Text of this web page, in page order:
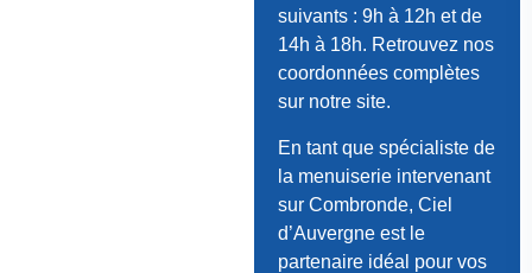
suivants : 9h à 12h et de
14h à 18h. Retrouvez nos
coordonnées complètes
sur notre site.
En tant que spécialiste de
la menuiserie intervenant
sur Combronde, Ciel
d’Auvergne est le
partenaire idéal pour vos